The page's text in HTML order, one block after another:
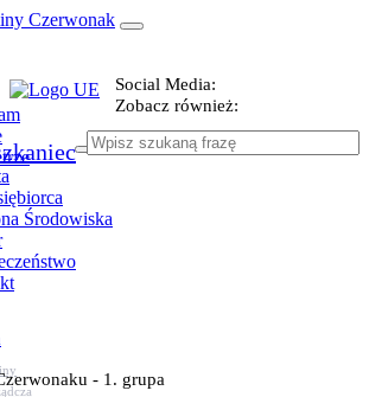
Social Media:
Zobacz również:
Środowiska
- 1. grupa